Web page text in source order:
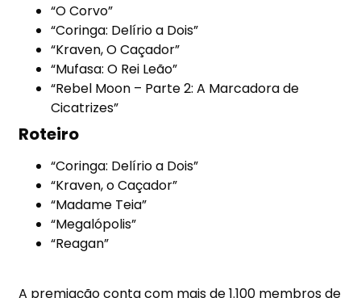
“O Corvo”
“Coringa: Delírio a Dois”
“Kraven, O Caçador”
“Mufasa: O Rei Leão”
“Rebel Moon – Parte 2: A Marcadora de
Cicatrizes”
Roteiro
“Coringa: Delírio a Dois”
“Kraven, o Caçador”
“Madame Teia”
“Megalópolis”
“Reagan”
A premiação conta com mais de 1.100 membros de